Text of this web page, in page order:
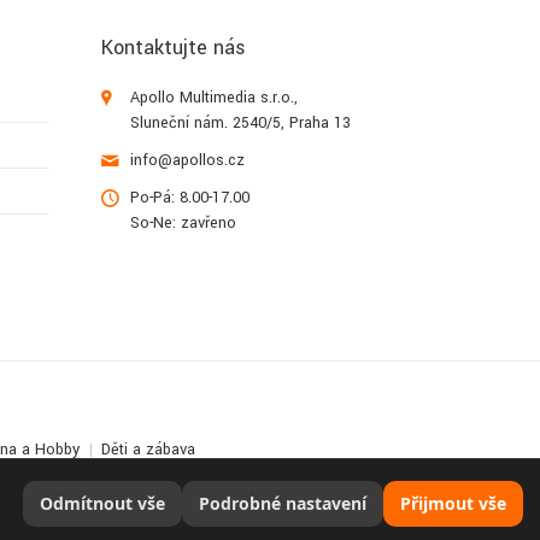
Odmítnout vše Podrobné nastavení Přijmout vše
Kontaktujte nás
Apollo Multimedia s.r.o.,
Sluneční nám. 2540/5, Praha 13
info@apollos.cz
Po-Pá: 8.00-17.00
So-Ne: zavřeno
a Hobby Děti a zábava